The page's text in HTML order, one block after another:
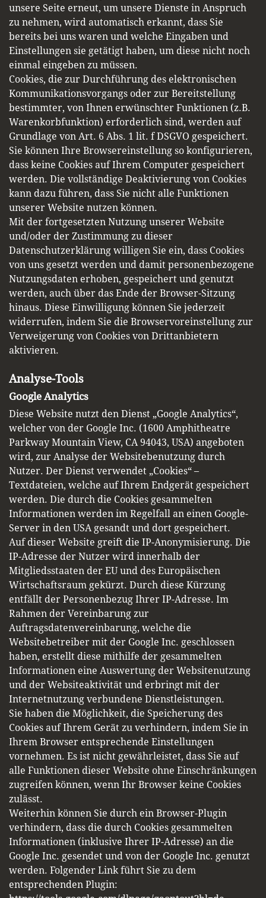
unsere Seite erneut, um unsere Dienste in Anspruch
zu nehmen, wird automatisch erkannt, dass Sie
bereits bei uns waren und welche Eingaben und
Einstellungen sie getätigt haben, um diese nicht noch
einmal eingeben zu müssen.
Cookies, die zur Durchführung des elektronischen
Kommunikationsvorgangs oder zur Bereitstellung
bestimmter, von Ihnen erwünschter Funktionen (z.B.
Warenkorbfunktion) erforderlich sind, werden auf
Grundlage von Art. 6 Abs. 1 lit. f DSGVO gespeichert.
Sie können Ihre Browsereinstellung so konfigurieren,
dass keine Cookies auf Ihrem Computer gespeichert
werden. Die vollständige Deaktivierung von Cookies
kann dazu führen, dass Sie nicht alle Funktionen
unserer Website nutzen können.
Mit der fortgesetzten Nutzung unserer Website
und/oder der Zustimmung zu dieser
Datenschutzerklärung willigen Sie ein, dass Cookies
von uns gesetzt werden und damit personenbezogene
Nutzungsdaten erhoben, gespeichert und genutzt
werden, auch über das Ende der Browser-Sitzung
hinaus. Diese Einwilligung können Sie jederzeit
widerrufen, indem Sie die Browservoreinstellung zur
Verweigerung von Cookies von Drittanbietern
aktivieren.
Analyse-Tools
Google Analytics
Diese Website nutzt den Dienst „Google Analytics“,
welcher von der Google Inc. (1600 Amphitheatre
Parkway Mountain View, CA 94043, USA) angeboten
wird, zur Analyse der Websitebenutzung durch
Nutzer. Der Dienst verwendet „Cookies“ –
Textdateien, welche auf Ihrem Endgerät gespeichert
werden. Die durch die Cookies gesammelten
Informationen werden im Regelfall an einen Google-
Server in den USA gesandt und dort gespeichert.
Auf dieser Website greift die IP-Anonymisierung. Die
IP-Adresse der Nutzer wird innerhalb der
Mitgliedsstaaten der EU und des Europäischen
Wirtschaftsraum gekürzt. Durch diese Kürzung
entfällt der Personenbezug Ihrer IP-Adresse. Im
Rahmen der Vereinbarung zur
Auftragsdatenvereinbarung, welche die
Websitebetreiber mit der Google Inc. geschlossen
haben, erstellt diese mithilfe der gesammelten
Informationen eine Auswertung der Websitenutzung
und der Websiteaktivität und erbringt mit der
Internetnutzung verbundene Dienstleistungen.
Sie haben die Möglichkeit, die Speicherung des
Cookies auf Ihrem Gerät zu verhindern, indem Sie in
Ihrem Browser entsprechende Einstellungen
vornehmen. Es ist nicht gewährleistet, dass Sie auf
alle Funktionen dieser Website ohne Einschränkungen
zugreifen können, wenn Ihr Browser keine Cookies
zulässt.
Weiterhin können Sie durch ein Browser-Plugin
verhindern, dass die durch Cookies gesammelten
Informationen (inklusive Ihrer IP-Adresse) an die
Google Inc. gesendet und von der Google Inc. genutzt
werden. Folgender Link führt Sie zu dem
entsprechenden Plugin: